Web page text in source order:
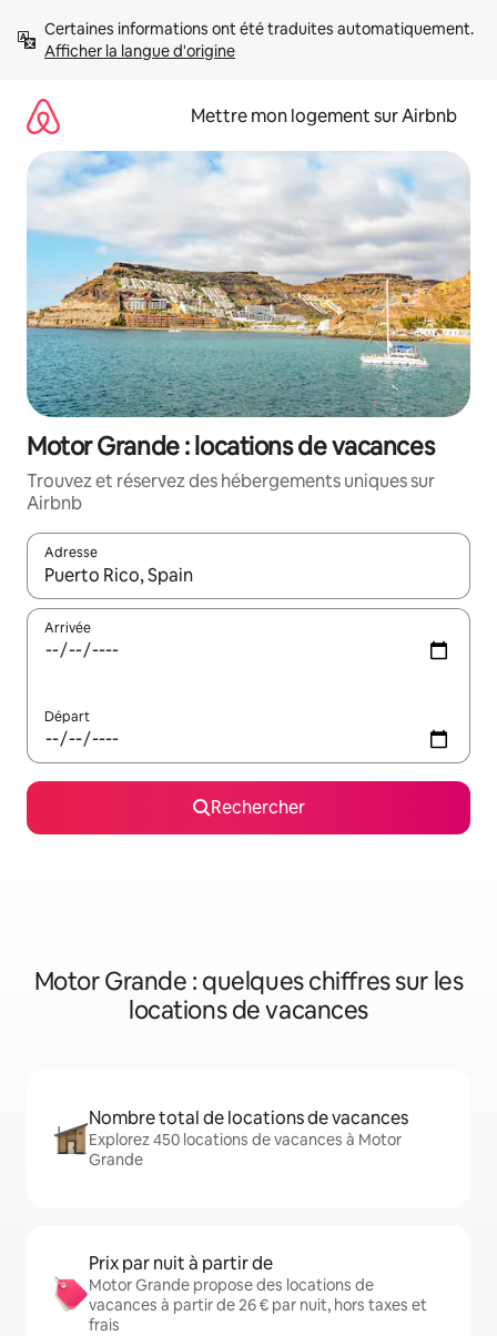
directement
Afficher la langue d'origine
Mettre mon logement sur Airbnb
Motor Grande : locations de vacances
Trouvez et réservez des hébergements uniques sur
Airbnb
Adresse
Lorsque les résultats s'affichent, utilisez les flèches vers le
Arrivée
Départ
Rechercher
Motor Grande : quelques chiffres sur les
locations de vacances
Nombre total de locations de vacances
Explorez 450 locations de vacances à Motor
Grande
Prix par nuit à partir de
Motor Grande propose des locations de
vacances à partir de 26 € par nuit, hors taxes et
frais